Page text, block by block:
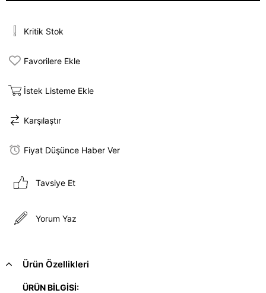
Kritik Stok
Favorilere Ekle
İstek Listeme Ekle
Karşılaştır
Fiyat Düşünce Haber Ver
Tavsiye Et
Yorum Yaz
Ürün Özellikleri
ÜRÜN BİLGİSİ: